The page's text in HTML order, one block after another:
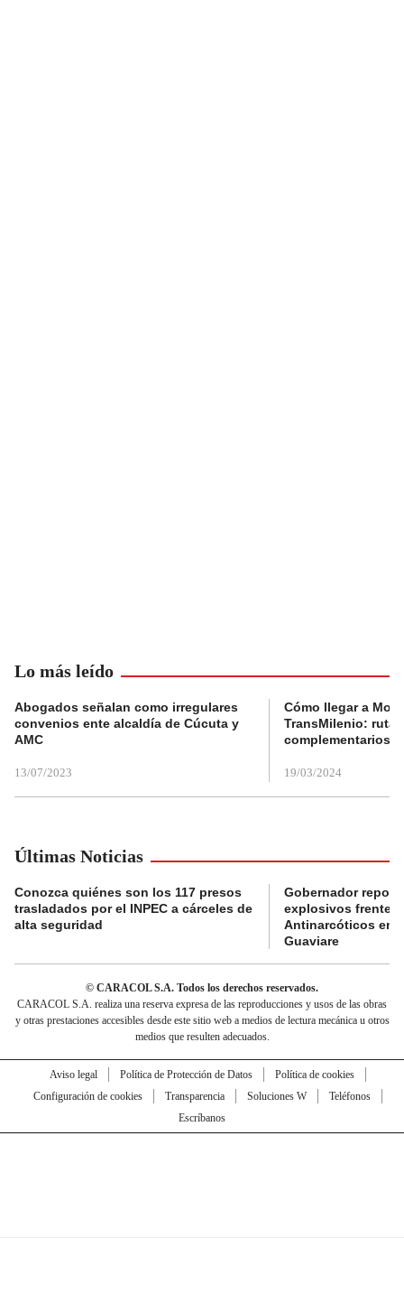
Lo más leído
Abogados señalan como irregulares
convenios ente alcaldía de Cúcuta y
AMC
13/07/2023
Cómo llegar a
TransMilenio:
complementarios
19/03/2024
Últimas Noticias
Conozca quiénes son los 117 presos
trasladados por el INPEC a cárceles de
alta seguridad
Gobernador
explosivos frente a
Antinarcóticos en
Guaviare
© CARACOL S.A. Todos los derechos reservados.
CARACOL S.A. realiza una reserva expresa de las reproducciones y usos de las obras
y otras prestaciones accesibles desde este sitio web a medios de lectura mecánica u otros
medios que resulten adecuados.
Aviso legal Política de Protección de Datos
Política de cookies
Configuración de cookies
Transparencia Soluciones W
Teléfonos
Escríbanos